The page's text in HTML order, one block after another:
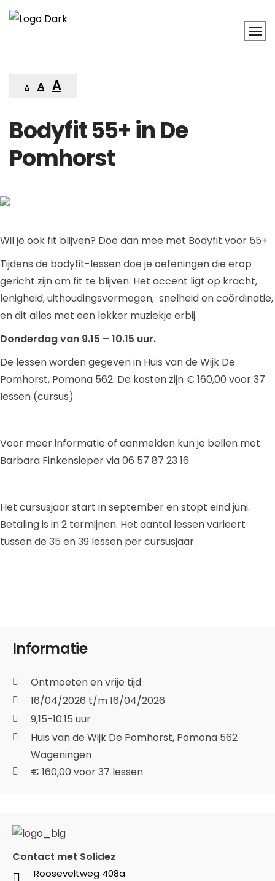
A A A
Bodyfit 55+ in De
Pomhorst
Wil je ook fit blijven? Doe dan mee met Bodyfit voor 55+
Tijdens de bodyfit-lessen doe je oefeningen die erop
gericht zijn om fit te blijven. Het accent ligt op kracht,
lenigheid, uithoudingsvermogen, snelheid en coördinatie,
en dit alles met een lekker muziekje erbij.
Donderdag van 9.15 – 10.15 uur.
De lessen worden gegeven in Huis van de Wijk De
Pomhorst, Pomona 562. De kosten zijn € 160,00 voor 37
lessen (cursus)
Voor meer informatie of aanmelden kun je bellen met
Barbara Finkensieper via 06 57 87 23 16.
Het cursusjaar start in september en stopt eind juni.
Betaling is in 2 termijnen. Het aantal lessen varieert
tussen de 35 en 39 lessen per cursusjaar.
Informatie
Ontmoeten en vrije tijd
16/04/2026 t/m 16/04/2026
9,15-10.15 uur
Huis van de Wijk De Pomhorst, Pomona 562
Wageningen
€ 160,00 voor 37 lessen
Contact met Solidez
Rooseveltweg 408a